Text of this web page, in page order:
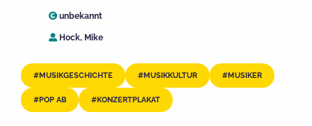
unbekannt
Hock, Mike
MUSIKGESCHICHTE MUSIKKULTUR MUSIKER
POP AB KONZERTPLAKAT